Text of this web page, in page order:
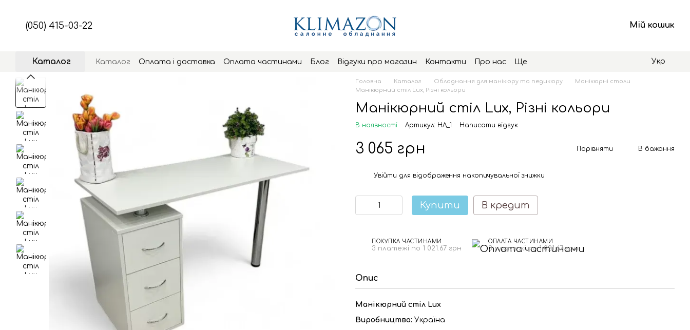
(050) 415-03-22 Мій кошик
Каталог Каталог Оплата і доставка Оплата частинами Блог Відгуки про магазин Контакти Про нас Ще Укр
Головна Каталог Обладнання для манікюру та педикюру
Манікюрні столи
Манікюрний стіл Lux, Різні кольори
Манікюрний стіл Lux, Різні кольори
В наявності Артикул: HA_1 Написати відгук
3 065 грн Порівняти В бажання
Увійти для відображення накопичувальної знижки
Купити В кредит
ПОКУПКА ЧАСТИНАМИ
3 платежі по 1 021.67 грн
ОПЛАТА ЧАСТИНАМИ
3 платежі по 1 021.67 грн
Опис
Манікюрний стіл Lux
Виробництво: Україна